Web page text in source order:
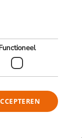
loofhout in